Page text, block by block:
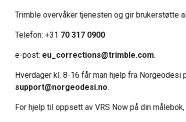
Trimble overvåker tjenesten og gir brukerstøtte
Telefon: +31 70 317 0900
e-post: eu_corrections@trimble.com.
Hverdager kl. 8-16 får man hjelp fra Norgeodesi
support@norgeodesi.no.
For hjelp til oppsett av VRS Now på din målebok,